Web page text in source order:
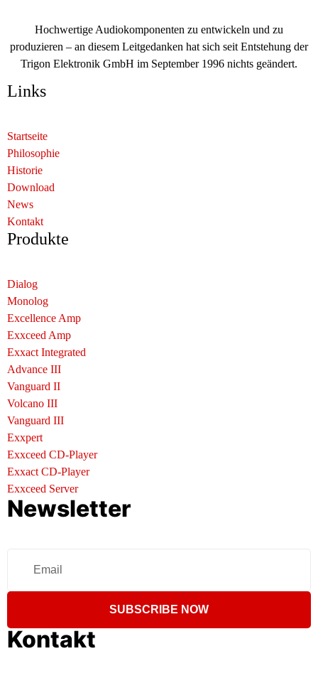
Hochwertige Audiokomponenten zu entwickeln und zu
produzieren – an diesem Leitgedanken hat sich seit Entstehung der
Trigon Elektronik GmbH im September 1996 nichts geändert.
Links
Startseite
Philosophie
Historie
Download
News
Kontakt
Produkte
Dialog
Monolog
Excellence Amp
Exxceed Amp
Exxact Integrated
Advance III
Vanguard II
Volcano III
Vanguard III
Exxpert
Exxceed CD-Player
Exxact CD-Player
Exxceed Server
Newsletter
SUBSCRIBE NOW
Kontakt